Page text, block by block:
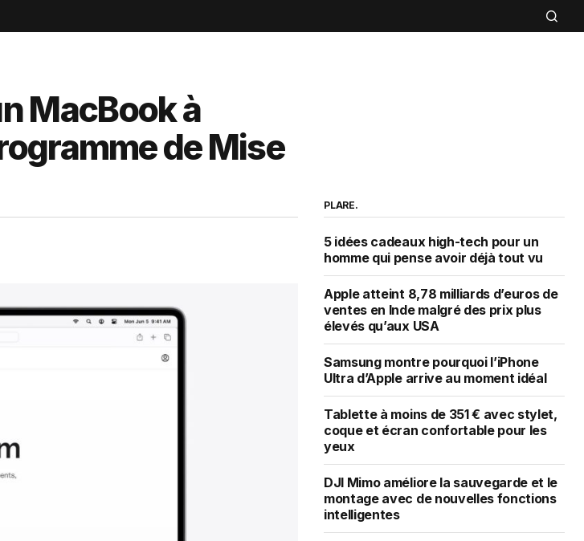
MacBook à
de Mise
PLARE.
5 idées cadeaux high-tech pour un
homme qui pense avoir déjà tout vu
Apple atteint 8,78 milliards d’euros de
ventes en Inde malgré des prix plus
élevés qu’aux USA
Samsung montre pourquoi l’iPhone
Ultra d’Apple arrive au moment idéal
Tablette à moins de 351 € avec stylet,
coque et écran confortable pour les
yeux
DJI Mimo améliore la sauvegarde et le
montage avec de nouvelles fonctions
intelligentes